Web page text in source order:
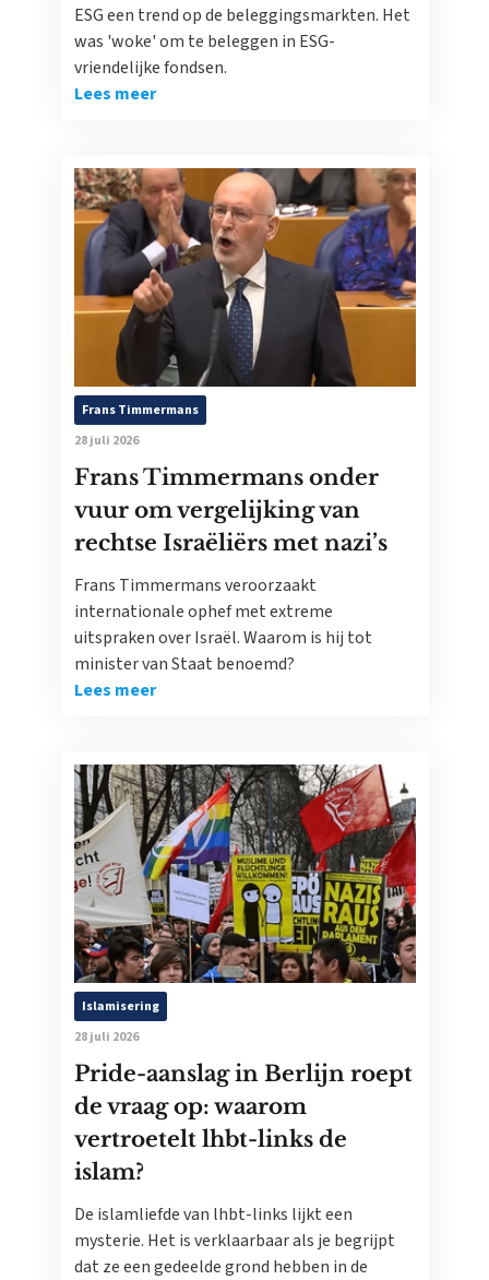
ESG een trend op de beleggingsmarkten. Het
was 'woke' om te beleggen in ESG-
vriendelijke fondsen.
Lees meer
Frans Timmermans
28 juli 2026
Frans Timmermans onder
vuur om vergelijking van
rechtse Israëliërs met nazi’s
Frans Timmermans veroorzaakt
internationale ophef met extreme
uitspraken over Israël. Waarom is hij tot
minister van Staat benoemd?
Lees meer
Islamisering
28 juli 2026
Pride-aanslag in Berlijn roept
de vraag op: waarom
vertroetelt lhbt-links de
islam?
De islamliefde van lhbt-links lijkt een
mysterie. Het is verklaarbaar als je begrijpt
dat ze een gedeelde grond hebben in de